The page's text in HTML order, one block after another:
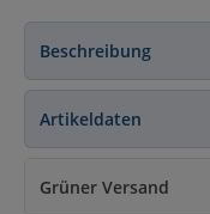
Beschreibung
Artikeldaten
Grüner Versand